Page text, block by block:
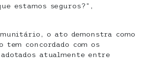
estamos seguros?”,
o ato demonstra como
tem concordado com os
atualmente entre